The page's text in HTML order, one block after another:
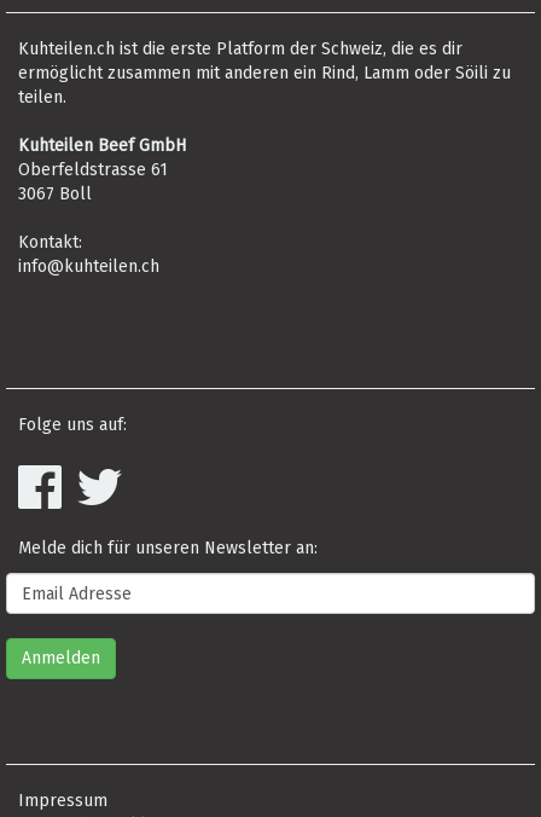
Kuhteilen.ch ist die erste Platform der Schweiz, die es dir
ermöglicht zusammen mit anderen ein Rind, Lamm oder Söili zu
teilen.
Kuhteilen Beef GmbH
Oberfeldstrasse 61
3067 Boll
Kontakt:
info@kuhteilen.ch
Folge uns auf:
Melde dich für unseren Newsletter an:
Impressum